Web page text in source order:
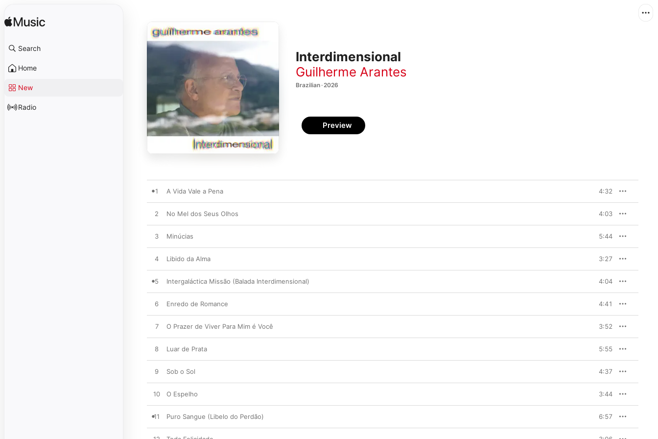
Search
Home
New
Radio
Interdimensional
Guilherme Arantes
Brazilian · 2026
Preview
1 A Vida Vale a Pena 4:32
2 No Mel dos Seus Olhos 4:03
3 Minúcias 5:44
4 Libido da Alma 3:27
5 Intergaláctica Missão (Balada Interdimensional) 4:04
6 Enredo de Romance 4:41
7 O Prazer de Viver Para Mim é Você 3:52
8 Luar de Prata 5:55
9 Sob o Sol 4:37
10 O Espelho 3:44
11 Puro Sangue (Libelo do Perdão) 6:57